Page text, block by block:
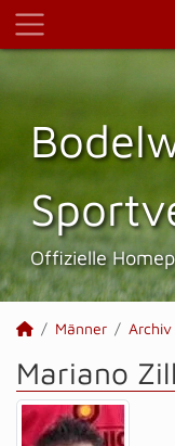
Offizielle
Männer Archiv
Mariano